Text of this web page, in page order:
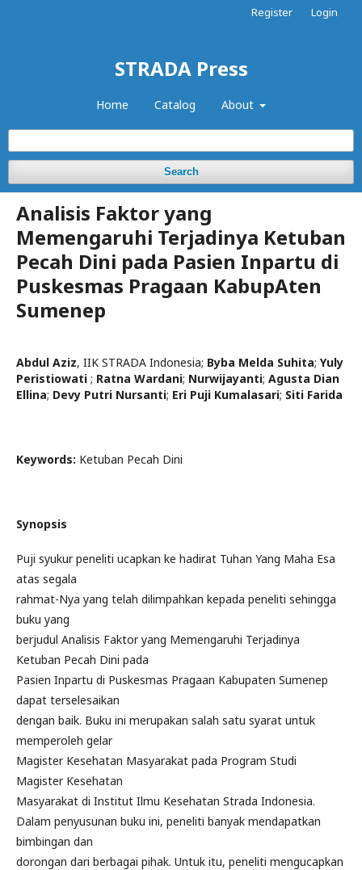
STRADA Press
Home Catalog About
Search
Register Login
Analisis Faktor yang
Memengaruhi Terjadinya Ketuban
Pecah Dini pada Pasien Inpartu di
Puskesmas Pragaan KabupAten
Sumenep
Abdul Aziz, IIK STRADA Indonesia; Byba Melda Suhita; Yuly
Peristiowati ; Ratna Wardani; Nurwijayanti; Agusta Dian
Ellina; Devy Putri Nursanti; Eri Puji Kumalasari; Siti Farida
Keywords: Ketuban Pecah Dini
Synopsis
Puji syukur peneliti ucapkan ke hadirat Tuhan Yang Maha Esa
atas segala
rahmat-Nya yang telah dilimpahkan kepada peneliti sehingga
buku yang
berjudul Analisis Faktor yang Memengaruhi Terjadinya
Ketuban Pecah Dini pada
Pasien Inpartu di Puskesmas Pragaan Kabupaten Sumenep
dapat terselesaikan
dengan baik. Buku ini merupakan salah satu syarat untuk
memperoleh gelar
Magister Kesehatan Masyarakat pada Program Studi
Magister Kesehatan
Masyarakat di Institut Ilmu Kesehatan Strada Indonesia.
Dalam penyusunan buku ini, peneliti banyak mendapatkan
bimbingan dan
dorongan dari berbagai pihak. Untuk itu, peneliti mengucapkan